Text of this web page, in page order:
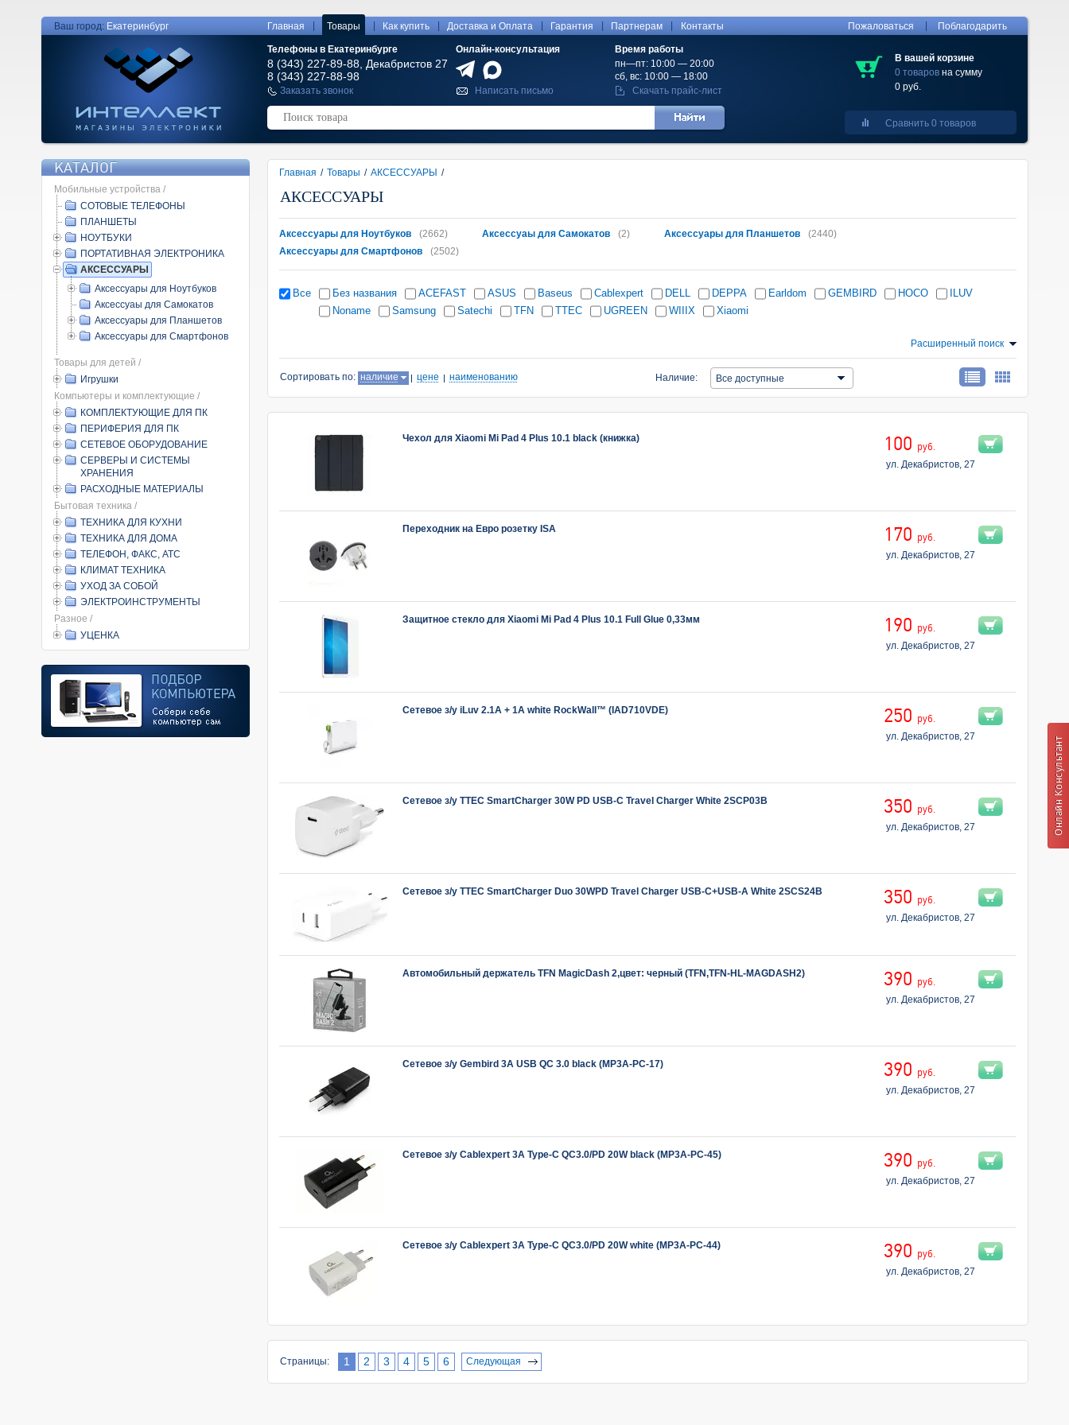
Ваш город: Екатеринбург Главная Товары Как купить Доставка и Оплата Гарантия Партнерам Контакты
Телефоны в Екатеринбурге
8 (343) 227-89-88, Декабристов 27
8 (343) 227-88-98
Онлайн-консультация
Время работы
пн—пт: 10:00 — 20:00
сб, вс: 10:00 — 18:00
Заказать звонок
Написать письмо Скачать прайс-лист
Пожаловаться Поблагодарить
В вашей корзине
0 товаров на сумму
0 руб.
Сравнить 0 товаров
КАТАЛОГ
Мобильные устройства /
СОТОВЫЕ ТЕЛЕФОНЫ
ПЛАНШЕТЫ
НОУТБУКИ
ПОРТАТИВНАЯ ЭЛЕКТРОНИКА
АКСЕССУАРЫ
Аксессуары для Ноутбуков
Аксессуаы для Самокатов
Аксессуары для Планшетов
Аксессуары для Смартфонов
Товары для детей /
Игрушки
Компьютеры и комплектующие /
КОМПЛЕКТУЮЩИЕ ДЛЯ ПК
ПЕРИФЕРИЯ ДЛЯ ПК
СЕТЕВОЕ ОБОРУДОВАНИЕ
СЕРВЕРЫ И СИСТЕМЫ
ХРАНЕНИЯ
РАСХОДНЫЕ МАТЕРИАЛЫ
Бытовая техника /
ТЕХНИКА ДЛЯ КУХНИ
ТЕХНИКА ДЛЯ ДОМА
ТЕЛЕФОН, ФАКС, АТС
КЛИМАТ ТЕХНИКА
УХОД ЗА СОБОЙ
ЭЛЕКТРОИНСТРУМЕНТЫ
Разное /
УЦЕНКА
Главная / Товары / АКСЕССУАРЫ /
АКСЕССУАРЫ
Аксессуары для Ноутбуков (2662) Аксессуаы для Самокатов (2) Аксессуары для Планшетов
(2440)
Аксессуары для Смартфонов
(2502)
Все Без названия ACEFAST ASUS Baseus Cablexpert DELL DEPPA Earldom GEMBIRD HOCO
ILUV
Noname
Samsung Satechi TFN TTEC UGREEN WIIIX Xiaomi
Расширенный поиск
Сортировать по: наличие цене наименованию Наличие: Все доступные
Чехол для Xiaomi Mi Pad 4 Plus 10.1 black (книжка) 100 руб.
ул. Декабристов, 27
Переходник на Евро розетку ISA 170 руб.
ул. Декабристов, 27
Защитное стекло для Xiaomi Mi Pad 4 Plus 10.1 Full Glue 0,33мм 190 руб.
ул. Декабристов, 27
Сетевое з/у iLuv 2.1A + 1A white RockWall™ (IAD710VDE) 250 руб.
ул. Декабристов, 27
Сетевое з/у TTEC SmartCharger 30W PD USB-C Travel Charger White 2SCP03B 350 руб.
ул. Декабристов, 27
Сетевое з/у TTEC SmartCharger Duo 30WPD Travel Charger USB-C+USB-A White 2SCS24B 350 руб.
ул. Декабристов, 27
Автомобильный держатель TFN MagicDash 2,цвет: черный (TFN,TFN-HL-MAGDASH2) 390 руб.
ул. Декабристов, 27
Сетевое з/у Gembird 3A USB QC 3.0 black (MP3A-PC-17) 390 руб.
ул. Декабристов, 27
Сетевое з/у Cablexpert 3A Type-C QC3.0/PD 20W black (MP3A-PC-45) 390 руб.
ул. Декабристов, 27
Сетевое з/у Cablexpert 3A Type-C QC3.0/PD 20W white (MP3A-PC-44) 390 руб.
ул. Декабристов, 27
Страницы: 1 2 3 4 5 6 Следующая